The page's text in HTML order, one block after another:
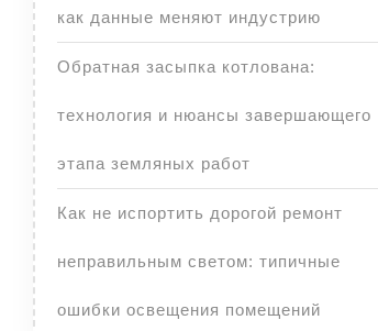
как данные меняют индустрию
Обратная засыпка котлована:
технология и нюансы завершающего
этапа земляных работ
Как не испортить дорогой ремонт
неправильным светом: типичные
ошибки освещения помещений